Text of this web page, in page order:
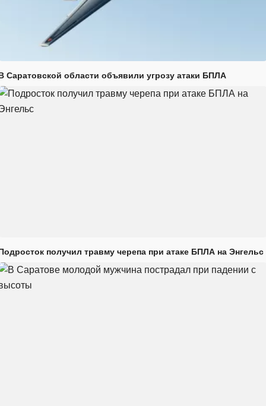
Саратовской области объявили угрозу атаки БПЛА
получил травму черепа при атаке БПЛА на Энгельс